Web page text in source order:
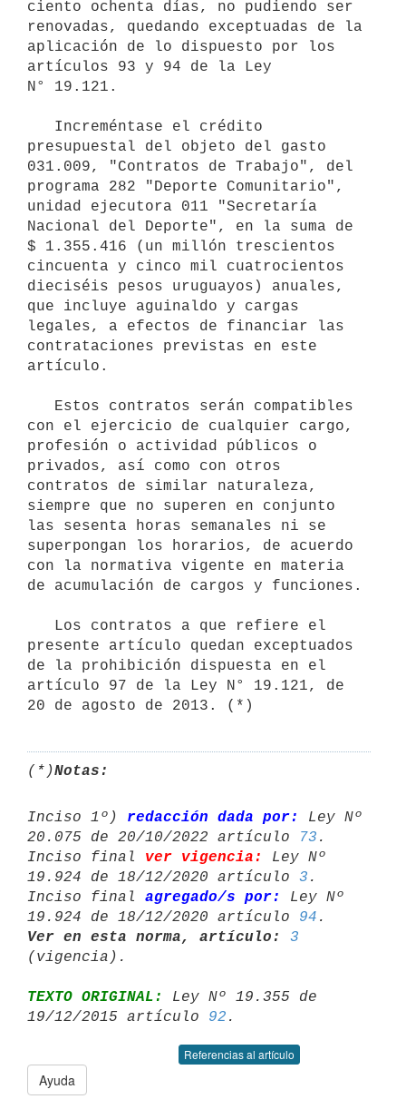
ciento ochenta días, no pudiendo ser
renovadas, quedando exceptuadas de la
aplicación de lo dispuesto por los
artículos 93 y 94 de la Ley
N° 19.121.
presupuestal del objeto del gasto
031.009, "Contratos de Trabajo", del
programa 282 "Deporte Comunitario",
unidad ejecutora 011 "Secretaría
Nacional del Deporte", en la suma de
$ 1.355.416 (un millón trescientos
cincuenta y cinco mil cuatrocientos
dieciséis pesos uruguayos) anuales,
que incluye aguinaldo y cargas
legales, a efectos de financiar las
contrataciones previstas en este
artículo.
con el ejercicio de cualquier cargo,
profesión o actividad públicos o
privados, así como con otros
contratos de similar naturaleza,
siempre que no superen en conjunto
las sesenta horas semanales ni se
superpongan los horarios, de acuerdo
con la normativa vigente en materia
de acumulación de cargos y funciones.
presente artículo quedan exceptuados
de la prohibición dispuesta en el
artículo 97 de la Ley N° 19.121, de
20 de agosto de 2013. (*)
(*)Notas:
Inciso 1º) redacción dada por:
Ley Nº
20.075 de 20/10/2022 artículo
73 .
Inciso final ver vigencia:
Ley Nº
19.924 de 18/12/2020 artículo 3 .
Inciso final agregado/s por:
Ley Nº
19.924 de 18/12/2020 artículo 94
Ver en esta norma, artículo:
3
TEXTO ORIGINAL:
Ley Nº 19.355 de
19/12/2015 artículo 92
Referencias al artículo
Ayuda